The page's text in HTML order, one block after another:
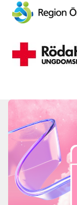
Lyssna